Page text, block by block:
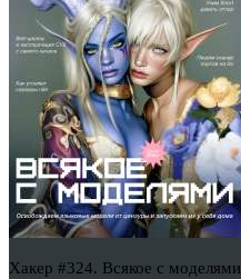
Хакер #324. Всякое с моделями